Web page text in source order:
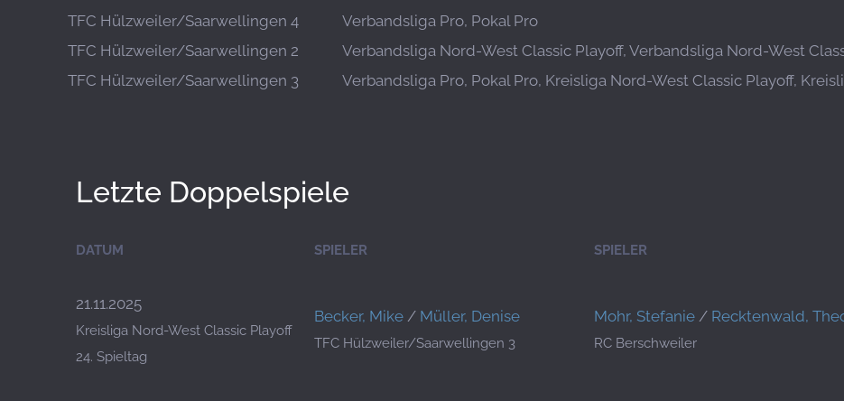
TFC Hülzweiler/Saarwellingen 4
Verbandsliga Pro, Pokal Pro
TFC Hülzweiler/Saarwellingen 2
Verbandsliga Nord-West Classic Playoff, Verbandsliga Nord-West
TFC Hülzweiler/Saarwellingen 3
Verbandsliga Pro, Pokal Pro, Kreisliga Nord-West Classic Playoff,
Letzte Doppelspiele
DATUM SPIELER SPIELER
21.11.2025
Kreisliga Nord-West Classic Playoff
24. Spieltag
Becker, Mike / Müller, Denise
TFC Hülzweiler/Saarwellingen 3
Mohr, Stefanie / Recktenwald,
RC Berschweiler